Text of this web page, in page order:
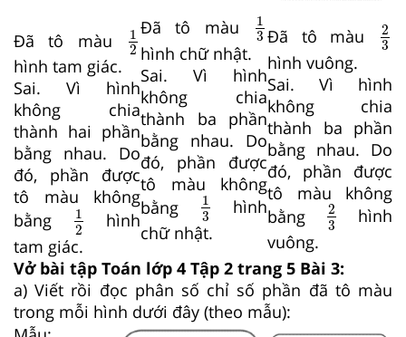
Đã tô màu
1
2
1 2
hình tam giác.
Sai. Vì hình
không chia
thành hai phần
bằng nhau. Do
đó, phần được
tô màu không
bằng
1
2
1 2hình
tam giác.
Đã tô màu
1
3
1
hình chữ nhật.
Sai. Vì hình
không chia
thành ba phần
bằng nhau. Do
đó, phần được
tô màu không
bằng
1
3
1 3hình
chữ nhật.
Đã tô màu
2
3
2
hình vuông.
Sai. Vì hình
không chia
thành ba phần
bằng nhau. Do
đó, phần được
tô màu không
bằng
2
3
2 3hình
vuông.
Vở bài tập Toán lớp 4 Tập 2 trang 5 Bài 3:
a) Viết rồi đọc phân số chỉ số phần đã tô màu
trong mỗi hình dưới đây (theo mẫu):